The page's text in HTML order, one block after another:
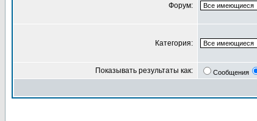
Форум:
Категория:
Показывать результаты как: Сообщения